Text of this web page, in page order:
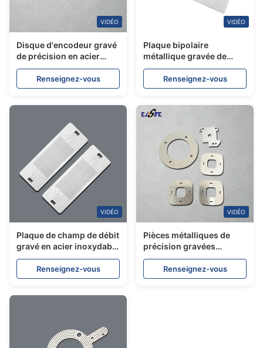
VIDÉO
Disque d'encodeur gravé
de précision en acier
inoxydable pour
encodeur rotatif optique
Renseignez-vous
VIDÉO
Plaque bipolaire
métallique gravée de
précision sur mesure,
plaque de champ
d'écoulement en titane
combustible
Renseignez-vous
VIDÉO
Plaque de champ de débit
gravé en acier inoxydable
316L 0,1 mm canal de
débit fin pour
électrolyseur PEM à pile à
Renseignez-vous
VIDÉO
Pièces métalliques de
précision gravées
chimiquement en acier
inoxydable fournisseur
OEM
Renseignez-vous